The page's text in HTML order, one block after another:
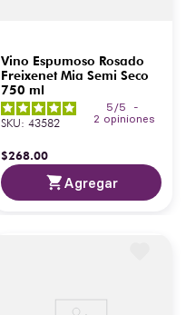
Vino Espumoso Rosado
Freixenet Mia Semi Seco
750 ml
5 /5
-
2 opiniones
SKU: 43582
$268.00
Agregar